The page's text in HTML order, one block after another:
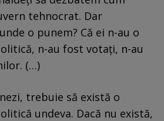
tehnocrat. Dar
o punem? Că ei n-au o
n-au fost votați, n-au
(…)
trebuie să există o
undeva. Dacă nu există,